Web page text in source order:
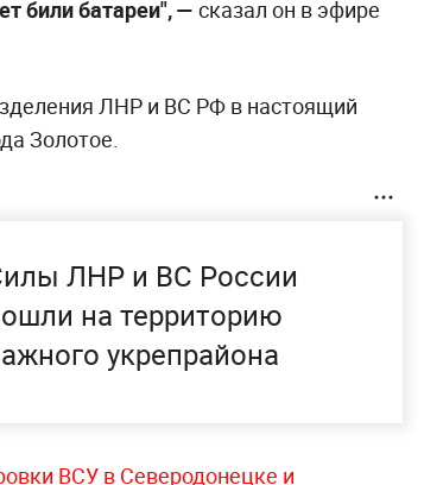
боевики на протяжении восьми
и Золотое. Об этом рассказал
Это те населённые пункты, по
били батареи", —сказал он в эфире